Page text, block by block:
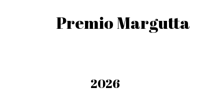
Premio Margutta
2026